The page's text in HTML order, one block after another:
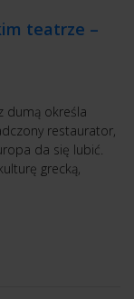
teatrze –
dumą określa
restaurator,
da się lubić.
grecką,